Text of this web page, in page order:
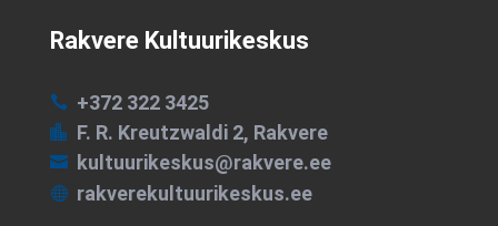
Rakvere Kultuurikeskus
 +372 322 3425
 F. R. Kreutzwaldi 2, Rakvere
 kultuurikeskus@rakvere.ee
 rakverekultuurikeskus.ee